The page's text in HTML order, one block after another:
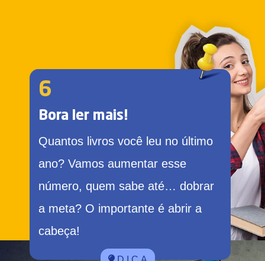
6
Bora ler mais!
Quantos livros você leu no último
ano? Vamos aumentar esse
número, quem sabe até… dobrar
a meta? O importante é abrir a
cabeça!